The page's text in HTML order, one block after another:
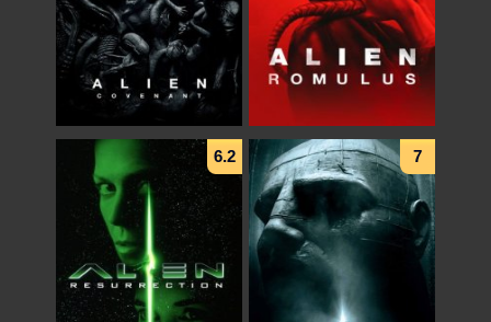
Alien: Romulus
(2024)
علمی تخیلی ,هیجان انگیز ترسناک
دوبله فارسی
Alien: Covenant
(2017)
علمی تخیلی هیجان انگیز,ترسناک
دوبله فارسی
+ WATCHLIST
7
6.2